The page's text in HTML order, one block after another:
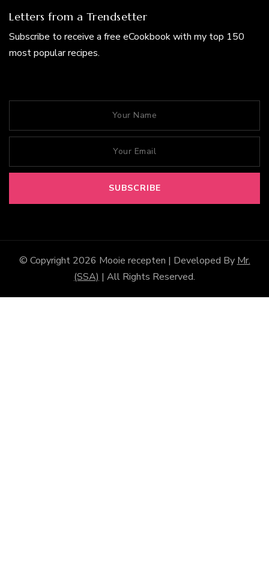
Letters from a Trendsetter
Subscribe to receive a free eCookbook with my top 150
most popular recipes.
© Copyright 2026 Mooie recepten | Developed By Mr.
(SSA) | All Rights Reserved.